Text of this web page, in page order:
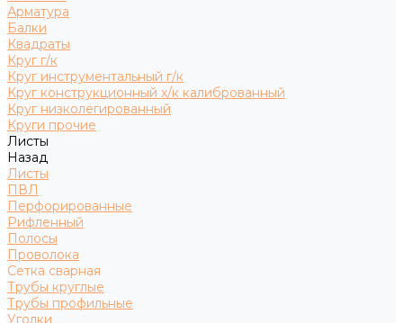
Арматура
Балки
Квадраты
Круг г/к
Круг инструментальный г/к
Круг конструкционный х/к калиброванный
Круг низколегированный
Круги прочие
Листы
Назад
Листы
ПВЛ
Перфорированные
Рифленный
Полосы
Проволока
Сетка сварная
Трубы круглые
Трубы профильные
Уголки